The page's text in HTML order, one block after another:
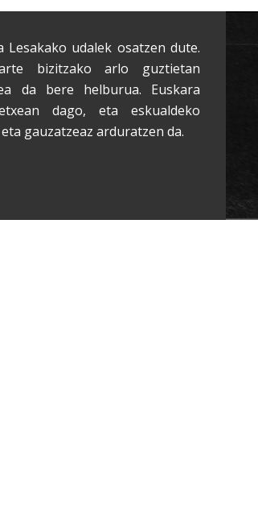
udalek osatzen dute.
bizitzako arlo guztietan
da bere helburua. Euskara
dago, eta eskualdeko
gauzatzeaz arduratzen da.